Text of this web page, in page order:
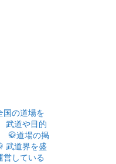
国の道場を
武道や目的
🥋道場の掲
武道界を盛
営している